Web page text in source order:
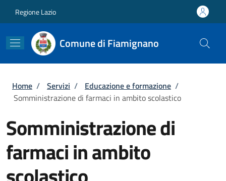
Regione Lazio
Comune di Fiamignano
Briciole di pane
Home / Servizi / Educazione e formazione /
Somministrazione di farmaci in ambito scolastico
Somministrazione di
farmaci in ambito